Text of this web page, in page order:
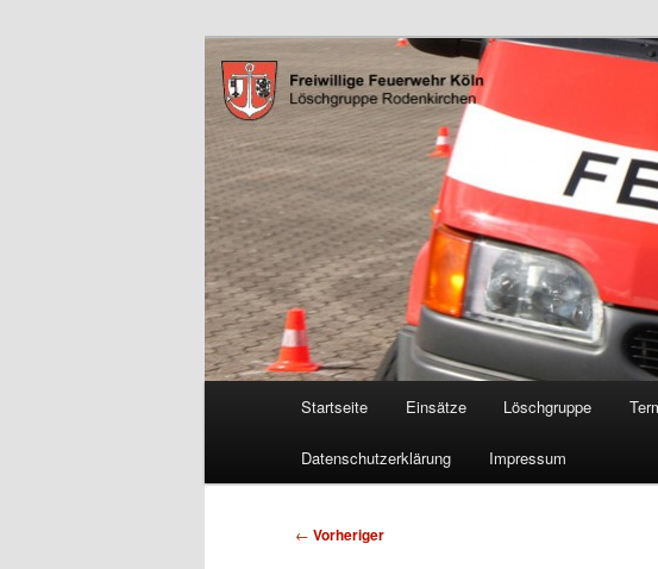
FF Köln, LG RD
Freiwillige Feuerwehr Köln, Löschgruppe
Startseite Einsätze Löschgruppe
Datenschutzerklärung Impressum
Beitragsnavigation
← Vorheriger